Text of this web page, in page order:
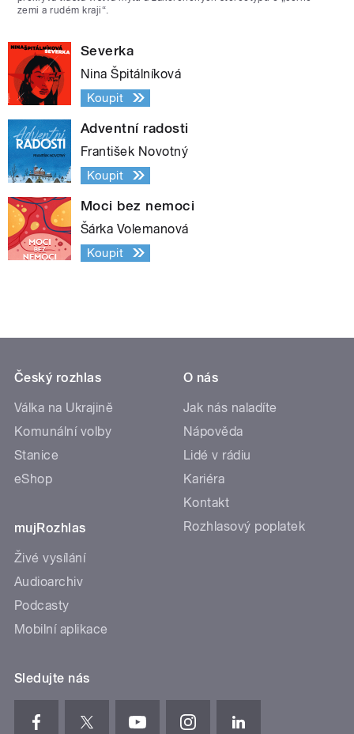
zemi a rudém kraji“.
Severka
Nina Špitálníková
Koupit
Adventní radosti
František Novotný
Koupit
Moci bez nemoci
Šárka Volemanová
Koupit
Český rozhlas
Válka na Ukrajině
Komunální volby
Stanice
eShop
mujRozhlas
Živé vysílání
Audioarchiv
Podcasty
Mobilní aplikace
O nás
Jak nás naladíte
Nápověda
Lidé v rádiu
Kariéra
Kontakt
Rozhlasový poplatek
Sledujte nás